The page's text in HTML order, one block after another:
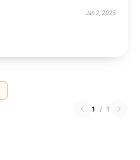
Jan 2, 2025
1 / 1